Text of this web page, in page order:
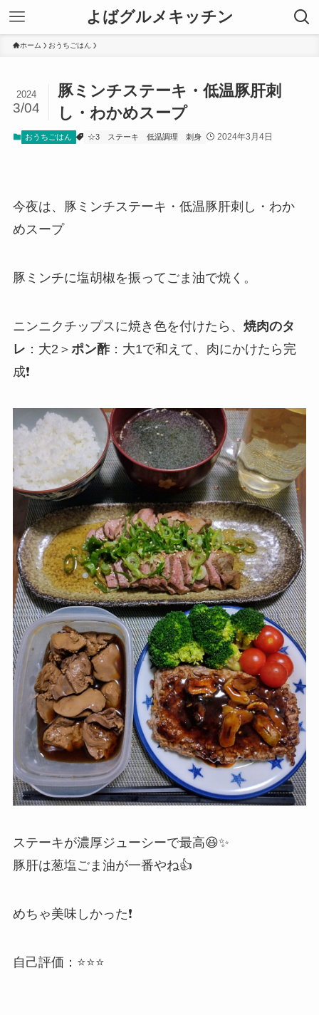
よばグルメキッチン
ホーム おうちごはん
豚ミンチステーキ・低温豚肝刺
し・わかめスープ
2024
3/04
おうちごはん ☆3 ステーキ 低温調理 刺身 2024年3月4日
今夜は、豚ミンチステーキ・低温豚肝刺し・わか
めスープ
豚ミンチに塩胡椒を振ってごま油で焼く。
ニンニクチップスに焼き色を付けたら、 焼肉のタ
レ ：大2＞ ポン酢：大1で和えて、肉にかけたら完
成❗
ステーキが濃厚ジューシーで最高😆✨
豚肝は葱塩ごま油が一番やね👍
めちゃ美味しかった❗
自己評価：⭐⭐⭐